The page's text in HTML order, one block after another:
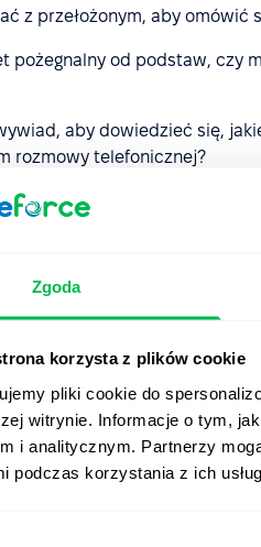
Zgoda
korzysta z plików cookie
pliki cookie do
witrynie. Informacje o tym,
i analitycznym. Partnerzy
podczas korzystania z ich
z przełożonym, aby omówić
pożegnalny od podstaw, czy
aby dowiedzieć się,
rozmowy telefonicznej?
poinformowani
pracownika po zwolnieniu
płatności i
od mojego współpracownika
imprezy pożegnalnej?
procesu zwalniania
rozstać.
działań,